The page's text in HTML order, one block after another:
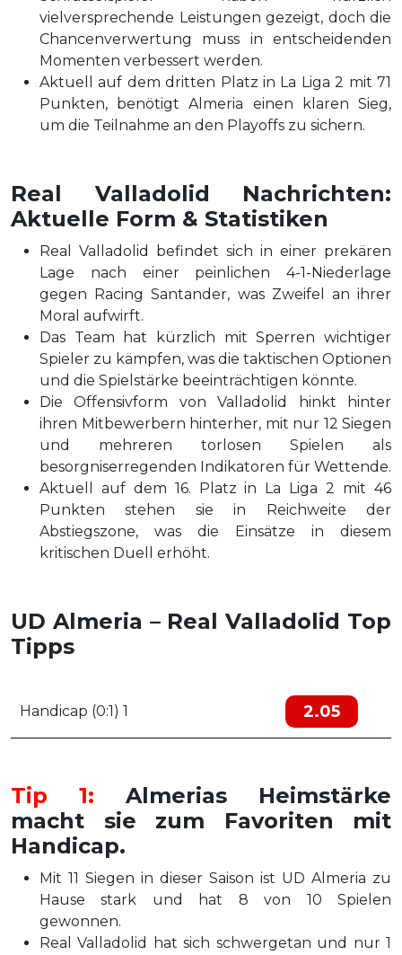
vielversprechende Leistungen gezeigt, doch die
Chancenverwertung muss in entscheidenden
Momenten verbessert werden.
Aktuell auf dem dritten Platz in La Liga 2 mit 71
Punkten, benötigt Almeria einen klaren Sieg,
um die Teilnahme an den Playoffs zu sichern.
Real Valladolid Nachrichten:
Aktuelle Form & Statistiken
Real Valladolid befindet sich in einer prekären
Lage nach einer peinlichen 4-1-Niederlage
gegen Racing Santander, was Zweifel an ihrer
Moral aufwirft.
Das Team hat kürzlich mit Sperren wichtiger
Spieler zu kämpfen, was die taktischen Optionen
und die Spielstärke beeinträchtigen könnte.
Die Offensivform von Valladolid hinkt hinter
ihren Mitbewerbern hinterher, mit nur 12 Siegen
und mehreren torlosen Spielen als
besorgniserregenden Indikatoren für Wettende.
Aktuell auf dem 16. Platz in La Liga 2 mit 46
Punkten stehen sie in Reichweite der
Abstiegszone, was die Einsätze in diesem
kritischen Duell erhöht.
UD Almeria – Real Valladolid Top
Tipps
Handicap (0:1) 1 2.05
Tip 1: Almerias Heimstärke
macht sie zum Favoriten mit
Handicap.
Mit 11 Siegen in dieser Saison ist UD Almeria zu
Hause stark und hat 8 von 10 Spielen
gewonnen.
Real Valladolid hat sich schwergetan und nur 1